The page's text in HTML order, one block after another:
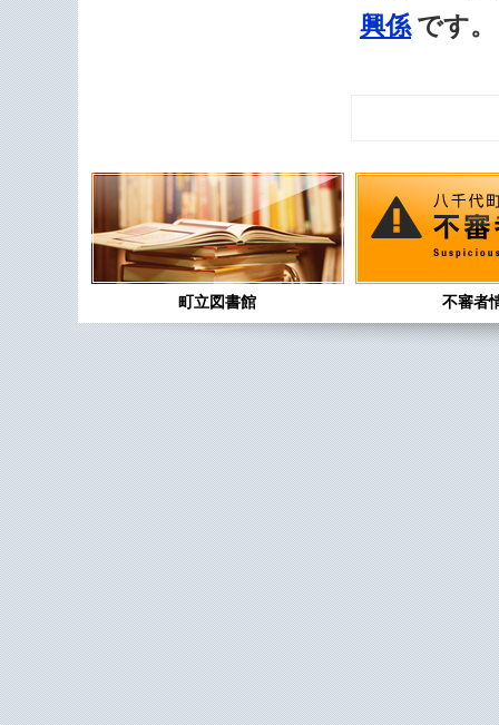
興係 です。
町立図書館 不審者